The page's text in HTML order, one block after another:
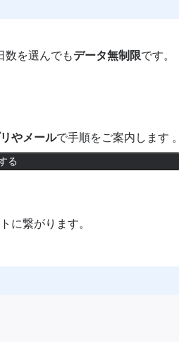
数を選んでもデータ無制限です。
やメールで手順をご案内します 。
る
に繋がります。